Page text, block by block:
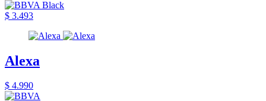
$ 3.493
Alexa
$ 4.990